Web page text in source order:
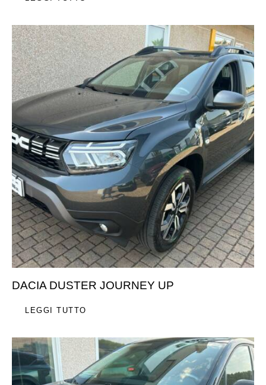
DACIA DUSTER JOURNEY UP
LEGGI TUTTO